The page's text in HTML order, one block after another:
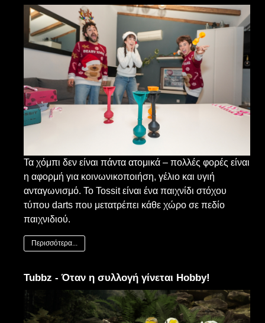
Τα χόμπι δεν είναι πάντα ατομικά – πολλές φορές είναι
η αφορμή για κοινωνικοποιήση, γέλιο και υγιή
ανταγωνισμό. Το Tossit είναι ένα παιχνίδι στόχου
τύπου darts που μετατρέπει κάθε χώρο σε πεδίο
παιχνιδιού.
Περισσότερα...
Tubbz - Όταν η συλλογή γίνεται Hobby!